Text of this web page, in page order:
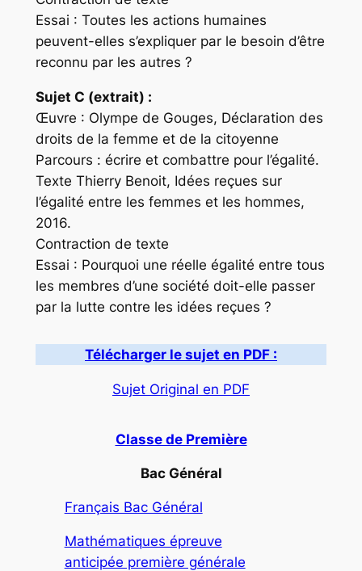
Essai : Toutes les actions humaines
peuvent-elles s’expliquer par le besoin d’être
reconnu par les autres ?
Sujet C (extrait) :
Œuvre : Olympe de Gouges, Déclaration des
droits de la femme et de la citoyenne
Parcours : écrire et combattre pour l’égalité.
Texte Thierry Benoit, Idées reçues sur
l’égalité entre les femmes et les hommes,
2016.
Contraction de texte
Essai : Pourquoi une réelle égalité entre tous
les membres d’une société doit-elle passer
par la lutte contre les idées reçues ?
Télécharger le sujet en PDF :
Sujet Original en PDF
Classe de Première
Bac Général
Français Bac Général
Mathématiques épreuve
anticipée première générale